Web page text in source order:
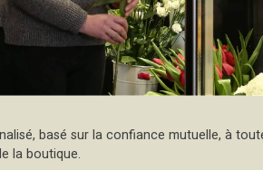
basé sur la confiance mutuelle, à
la boutique.